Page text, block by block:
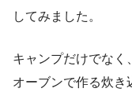
してみました。
キャンプだけでなく
オーブンで作る炊き